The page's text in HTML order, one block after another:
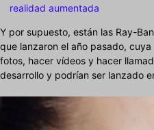
realidad aumentada
Y por supuesto, están las Ray-
que lanzaron el año pasado,
fotos, hacer vídeos y hacer
desarrollo y podrían ser lanzado